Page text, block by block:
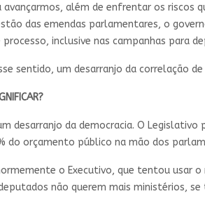
avançarmos, além de enfrentar os riscos
das emendas parlamentares, o
inclusive nas campanhas para
sentido, um desarranjo da correlação
desarranjo da democracia. O
do orçamento público na mão dos
o Executivo, que tentou usar
não querem mais ministérios,